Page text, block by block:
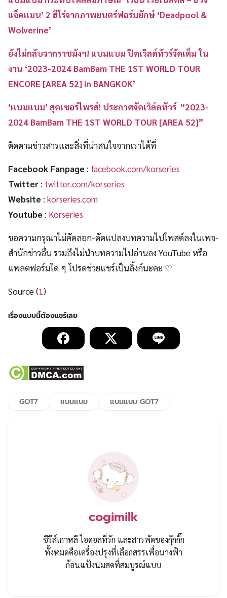
แจ็คแมน’ 2 ฮีโร่จากภาพยนตร์ฟอร์มยักษ์ ‘Deadpool &
Wolverine’
ยังไม่กลับจากราชมังฯ! แบมแบม ปิดเวิลด์ทัวร์จัดเต็ม ใน
งาน ‘2023-2024 BamBam THE 1ST WORLD TOUR
ENCORE [AREA 52] in BANGKOK’
‘แบมแบม’ สุดเซอร์ไพรส์! ประกาศจัดเวิล์ดทัวร์ “2023-
2024 BamBam THE 1ST WORLD TOUR [AREA 52]”
ติดตามข่าวสารและสิ่งที่น่าสนใจจากเราได้ที่
Facebook Fanpage : facebook.com/korseries
Twitter : twitter.com/korseries
Website : korseries.com
Youtube : Korseries
ขอความกรุณาไม่คัดลอก-ดัดแปลงบทความไปโพสต์ลงในเพจ-
สำนักข่าวอื่น รวมถึงไม่นำบทความไปอ่านลง YouTube หรือ
แพลตฟอร์มใด ๆ โปรดช่วยแชร์เป็นลิ้งก์นะคะ ♡
Source (1)
GOT7 แบมแบม แบมแบม GOT7
cogimilk
ซีรีส์เกาหลี ไอดอลที่รัก และสารพัดของกุ๊กกิ๊ก
ทั้งหมดคือเครื่องปรุงที่เลือกสรรเพื่อนางฟ้า
ก้อนแป้งนมสดที่สมบูรณ์แบบ